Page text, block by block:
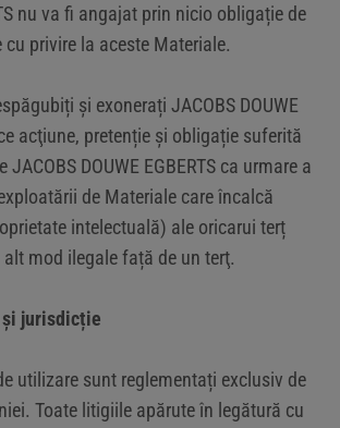
nu va fi angajat prin nicio obligație de
privire la aceste Materiale.
și exonerați JACOBS DOUWE
acţiune, pretenție şi obligație suferită
DOUWE EGBERTS ca urmare a
de Materiale care încalcă
intelectuală) ale oricarui terț
mod ilegale față de un terţ.
și jurisdicție
utilizare sunt reglementați exclusiv de
Toate litigiile apărute în legătură cu